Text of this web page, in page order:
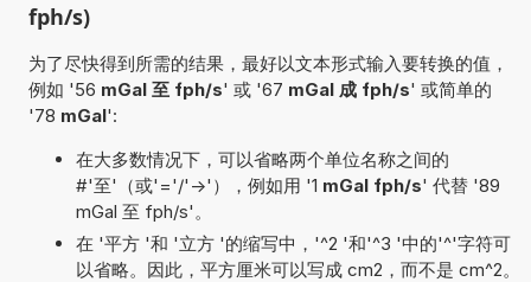
fph/s)
为了尽快得到所需的结果，最好以文本形式输入要转换的值，
例如 '56 mGal 至 fph/s' 或 '67 mGal 成 fph/s' 或简单的
'78 mGal':
在大多数情况下，可以省略两个单位名称之间的
#'至'（或'='/'->'），例如用 '1 mGal fph/s' 代替 '89
mGal 至 fph/s'。
在 '平方 '和 '立方 '的缩写中，'^2 '和'^3 '中的'^'字符可
以省略。因此，平方厘米可以写成 cm2，而不是 cm^2。